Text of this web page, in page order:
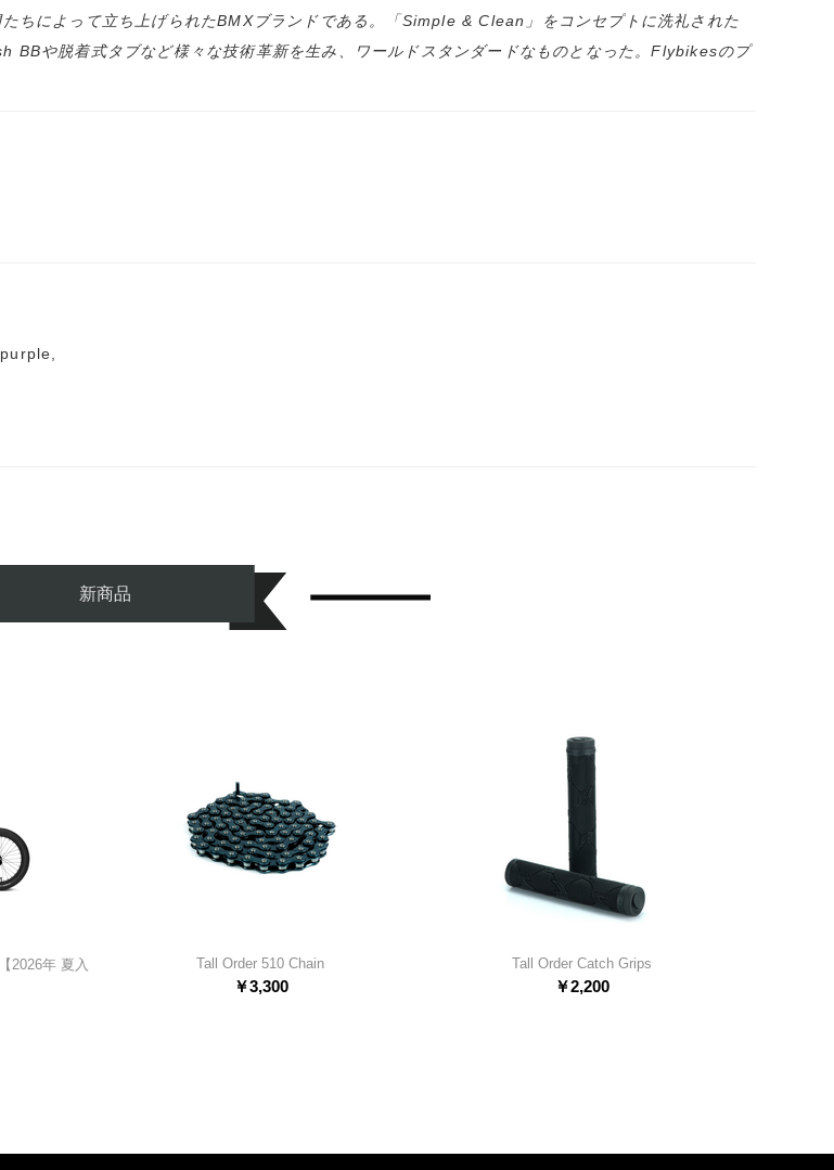
ちによって立ち上げられたBMXブランドである。「Simple & Clean」をコンセプトに洗礼された
BBや脱着式タブなど様々な技術革新を生み、ワールドスタンダードなものとなった。Flybikesのプ
新商品
2026年 夏入
Tall Order 510 Chain
￥3,300
Tall Order Catch Grips
￥2,200